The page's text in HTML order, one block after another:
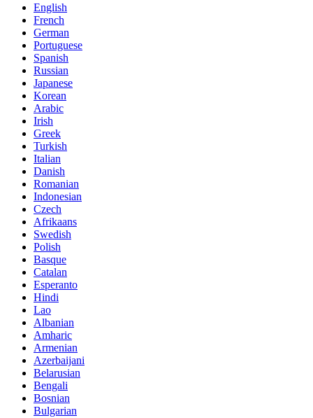
English
French
German
Portuguese
Spanish
Russian
Japanese
Korean
Arabic
Irish
Greek
Turkish
Italian
Danish
Romanian
Indonesian
Czech
Afrikaans
Swedish
Polish
Basque
Catalan
Esperanto
Hindi
Lao
Albanian
Amharic
Armenian
Azerbaijani
Belarusian
Bengali
Bosnian
Bulgarian